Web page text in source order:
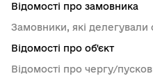
Відомості про замовника
Замовники, які делегували
Відомості про об'єкт
Відомості про чергу/